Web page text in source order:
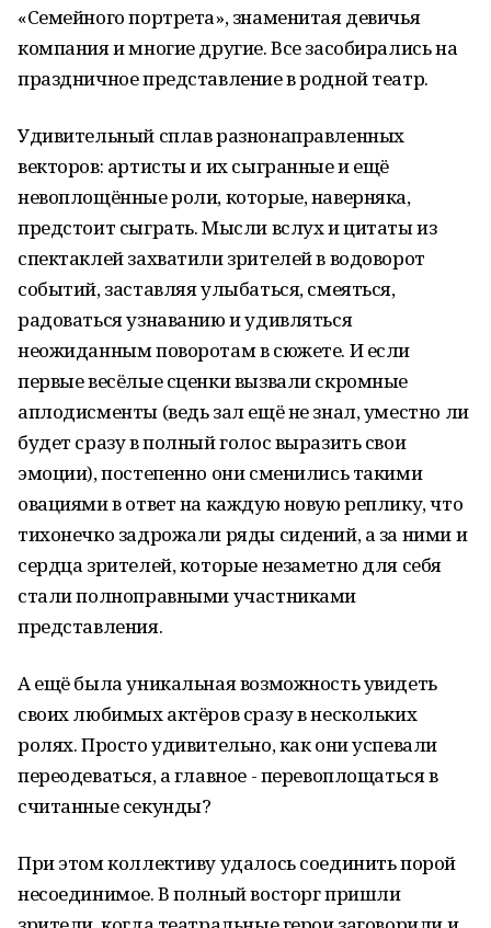
«Семейного портрета», знаменитая девичья
компания и многие другие. Все засобирались на
праздничное представление в родной театр.
Удивительный сплав разнонаправленных
векторов: артисты и их сыгранные и ещё
невоплощённые роли, которые, наверняка,
предстоит сыграть. Мысли вслух и цитаты из
спектаклей захватили зрителей в водоворот
событий, заставляя улыбаться, смеяться,
радоваться узнаванию и удивляться
неожиданным поворотам в сюжете. И если
первые весёлые сценки вызвали скромные
аплодисменты (ведь зал ещё не знал, уместно ли
будет сразу в полный голос выразить свои
эмоции), постепенно они сменились такими
овациями в ответ на каждую новую реплику, что
тихонечко задрожали ряды сидений, а за ними и
сердца зрителей, которые незаметно для себя
стали полноправными участниками
представления.
А ещё была уникальная возможность увидеть
своих любимых актёров сразу в нескольких
ролях. Просто удивительно, как они успевали
переодеваться, а главное - перевоплощаться в
считанные секунды?
При этом коллективу удалось соединить порой
несоединимое. В полный восторг пришли